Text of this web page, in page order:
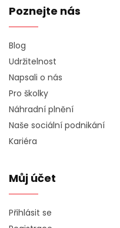
Poznejte nás
Blog
Udržitelnost
Napsali o nás
Pro školky
Náhradní plnění
Naše sociální podnikání
Kariéra
Můj účet
Přihlásit se